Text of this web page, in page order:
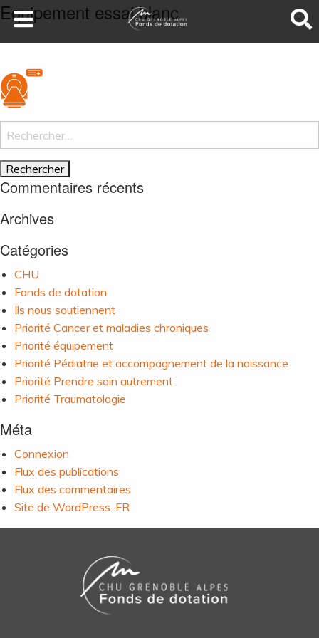
DEVENEZ MÉCÈNES
NOS PROJETS
ILS NOUS SOUTIENNENT
FAIRE UN DON
Equipement essai blanc
Rechercher :
Commentaires récents
Archives
Catégories
CHU
Fonds de dotation
Ils nous soutiennent
Priorité Cancer et maladies chroniques
Priorité équipement
Priorité Pédiatrie et accompagnement de la naissance
Priorité Prendre soin autrement
Priorité Traumatologie
Méta
Connexion
Flux des publications
Flux des commentaires
Site de WordPress-FR